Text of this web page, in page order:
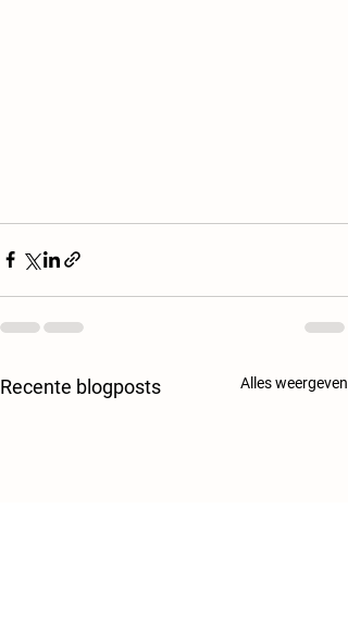
Recente blogposts Alles weergeven